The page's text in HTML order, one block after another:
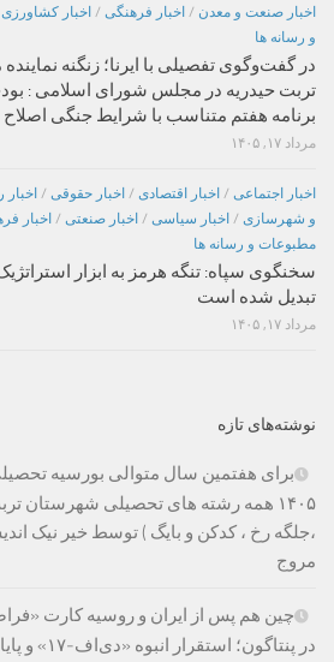
اخبار صنعت و معدن / اخبار فرهنگی / اخبار کشاورزی
و رسانه ها
در گفت‌وگوی تفصیلی با ایرنا؛ زنگنه
برنامه هفتم متناسب با شرایط جنگی
مرداد ۱۷, ۱۴۰۵
اخبار اجتماعی / اخبار اقتصادی / اخبار حقوقی / اخبار
و شهرسازی / اخبار سیاسی / اخبار صنعتی / اخبار
مطبوعات و رسانه ها
سخنگوی سپاه: تنگه هرمز به ابزار
تبدیل شده است
مرداد ۱۷, ۱۴۰۵
نوشته‌های تازه
برای هفتمین سال متوالی بورسیه
۱۴۰۵ همه رشته های تحصیلی شهرستان
،جلگه رخ ، کدکن و بایگ ) توسط خیر نیک
مروج
چین هم پس از ایران و روسیه کارت
در پنتاگون؛